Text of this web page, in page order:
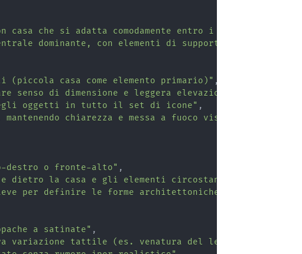
che si adatta comodamente entro i margini"
dominante, con elementi di supporto come
casa come elemento primario)" ,
senso di dimensione e leggera elevazione"
oggetti in tutto il set di icone" ,
mantenendo chiarezza e messa a fuoco visiva"
o fronte-alto" ,
e dietro la casa e gli elementi circostanti"
per definire le forme architettoniche"
a satinate" ,
variazione tattile (es. venatura del legno, tegole